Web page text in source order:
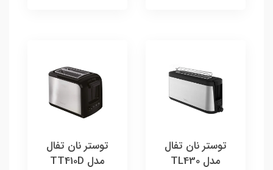
توستر نان تفال
مدل TL430
توستر نان تفال
مدل TT410D